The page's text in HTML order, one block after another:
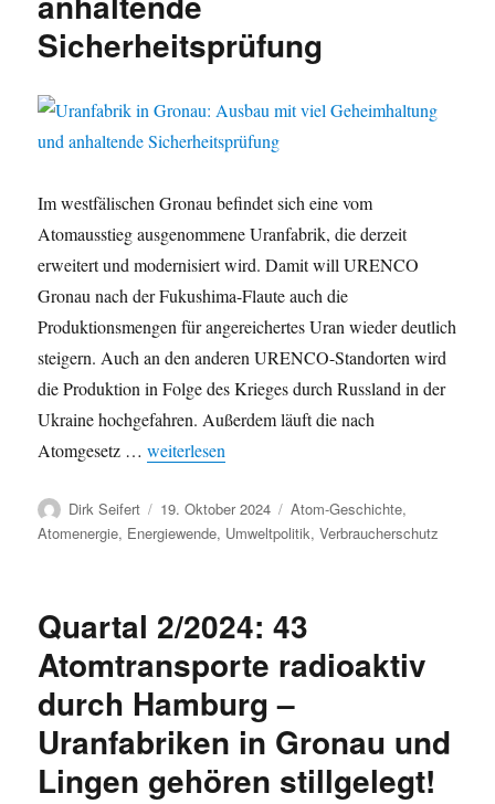
Gronau
Sicherheitsprüfung
Im westfälischen Gronau befindet sich eine vom
Atomausstieg ausgenommene Uranfabrik, die derzeit
erweitert und modernisiert wird. Damit will URENCO
Gronau nach der Fukushima-Flaute auch die
Produktionsmengen für angereichertes Uran wieder deutlich
steigern. Auch an den anderen URENCO-Standorten wird
die Produktion in Folge des Krieges durch Russland in der
Ukraine hochgefahren. Außerdem läuft die nach
Atomgesetz …„Uranfabrik in Gronau: Ausbau mit viel
weiterlesen
Autor
Dirk Seifert
Veröffentlicht
am
19. Oktober 2024 Kategorien
Atom-Geschichte,
Atomenergie, Energiewende, Umweltpolitik,Verbraucherschutz
Quartal 2/2024: 43
Atomtransporte radioaktiv
durch Hamburg –
Uranfabriken in Gronau und
Lingen gehören stillgelegt!